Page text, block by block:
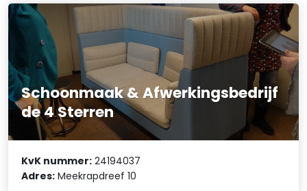
Schoonmaak & Afwerkingsbedrijf
de 4 Sterren
KvK nummer: 24194037
Adres: Meekrapdreef 10